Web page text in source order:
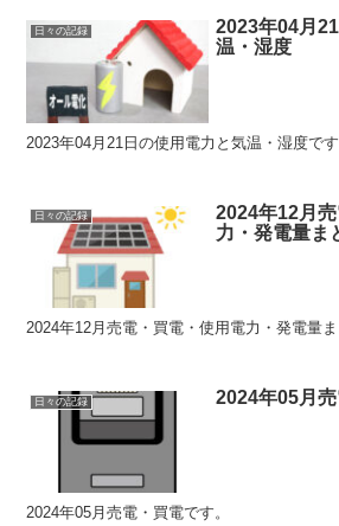
日々の記録
2023年04月
温・湿度
2023年04月21日の使用電力と気温・湿度です
日々の記録
2024年12月
力・発電量ま
2024年12月売電・買電・使用電力・発電量ま
日々の記録 2024年05月
2024年05月売電・買電です。